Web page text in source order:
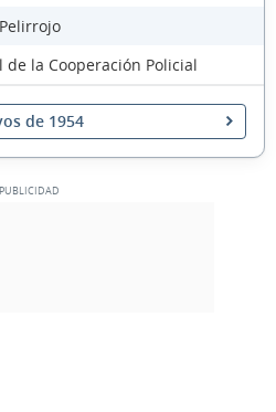
la Cooperación Policial
de 1954